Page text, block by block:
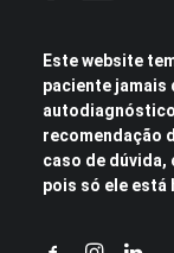
Este website
paciente jamais
recomendação
caso de dúvida,
pois só ele